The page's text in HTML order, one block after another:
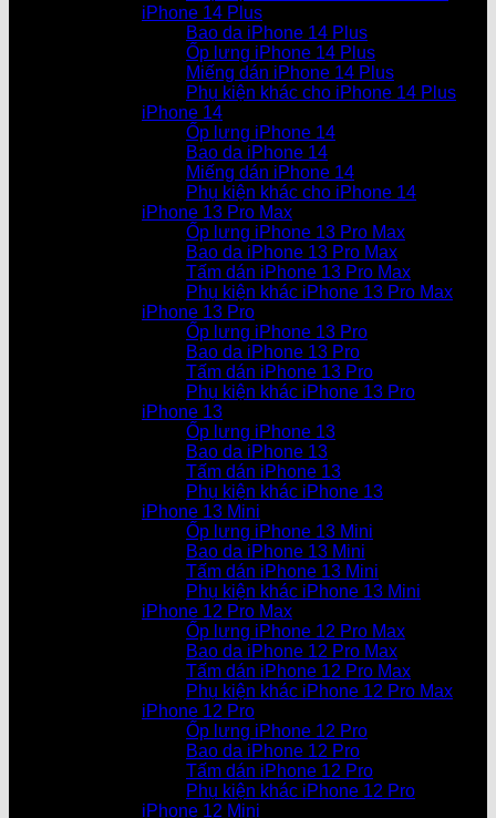
iPhone 14 Plus
Bao da iPhone 14 Plus
Ốp lưng iPhone 14 Plus
Miếng dán iPhone 14 Plus
Phụ kiện khác cho iPhone 14 Plus
iPhone 14
Ốp lưng iPhone 14
Bao da iPhone 14
Miếng dán iPhone 14
Phụ kiện khác cho iPhone 14
iPhone 13 Pro Max
Ốp lưng iPhone 13 Pro Max
Bao da iPhone 13 Pro Max
Tấm dán iPhone 13 Pro Max
Phụ kiện khác iPhone 13 Pro Max
iPhone 13 Pro
Ốp lưng iPhone 13 Pro
Bao da iPhone 13 Pro
Tấm dán iPhone 13 Pro
Phụ kiện khác iPhone 13 Pro
iPhone 13
Ốp lưng iPhone 13
Bao da iPhone 13
Tấm dán iPhone 13
Phụ kiện khác iPhone 13
iPhone 13 Mini
Ốp lưng iPhone 13 Mini
Bao da iPhone 13 Mini
Tấm dán iPhone 13 Mini
Phụ kiện khác iPhone 13 Mini
iPhone 12 Pro Max
Ốp lưng iPhone 12 Pro Max
Bao da iPhone 12 Pro Max
Tấm dán iPhone 12 Pro Max
Phụ kiện khác iPhone 12 Pro Max
iPhone 12 Pro
Ốp lưng iPhone 12 Pro
Bao da iPhone 12 Pro
Tấm dán iPhone 12 Pro
Phụ kiện khác iPhone 12 Pro
iPhone 12 Mini